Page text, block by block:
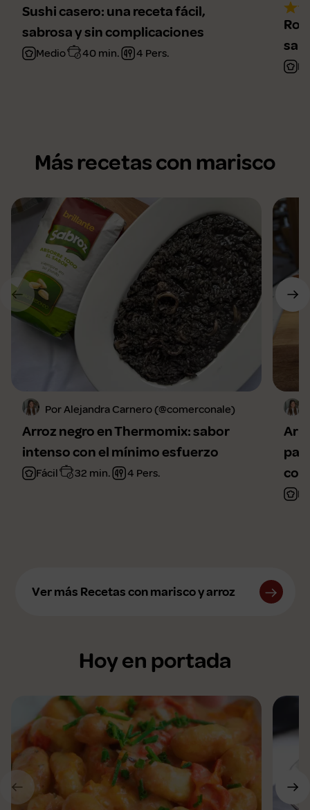
Sushi casero: una receta fácil,
sabrosa y sin complicaciones
Medio 40 min. 4 Pers.
Más recetas con marisco
Por Alejandra Carnero (@comerconale)
Arroz negro en Thermomix: sabor
intenso con el mínimo esfuerzo
Fácil 32 min. 4 Pers.
Ver más Recetas con marisco y arroz
Hoy en portada